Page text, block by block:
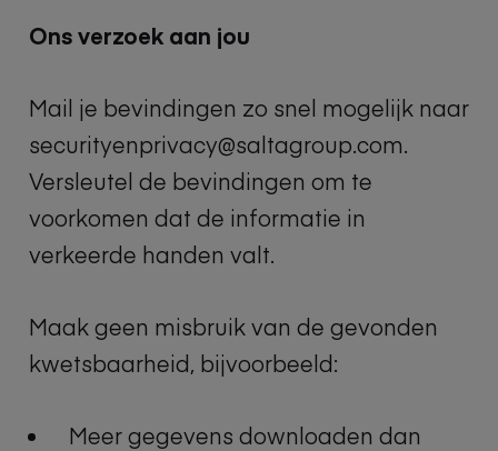
Ons verzoek aan jou
Mail je bevindingen zo snel mogelijk naar
securityenprivacy@saltagroup.com.
Versleutel de bevindingen om te
voorkomen dat de informatie in
verkeerde handen valt.
Maak geen misbruik van de gevonden
kwetsbaarheid, bijvoorbeeld:
Meer gegevens downloaden dan